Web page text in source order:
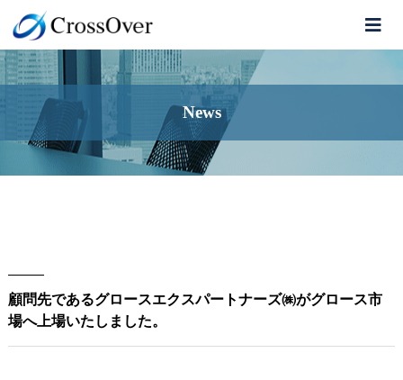
News
顧問先であるグロースエクスパートナーズ㈱がグロース市
場へ上場いたしました。